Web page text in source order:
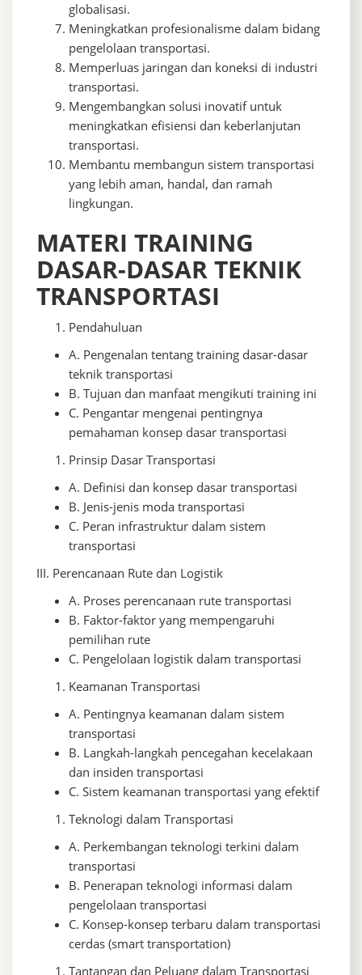
globalisasi.
Meningkatkan profesionalisme dalam bidang
pengelolaan transportasi.
Memperluas jaringan dan koneksi di industri
transportasi.
Mengembangkan solusi inovatif untuk
meningkatkan efisiensi dan keberlanjutan
transportasi.
Membantu membangun sistem transportasi
yang lebih aman, handal, dan ramah
lingkungan.
MATERI TRAINING
DASAR-DASAR TEKNIK
TRANSPORTASI
Pendahuluan
A. Pengenalan tentang training dasar-dasar
teknik transportasi
B. Tujuan dan manfaat mengikuti training ini
C. Pengantar mengenai pentingnya
pemahaman konsep dasar transportasi
Prinsip Dasar Transportasi
A. Definisi dan konsep dasar transportasi
B. Jenis-jenis moda transportasi
C. Peran infrastruktur dalam sistem
transportasi
III. Perencanaan Rute dan Logistik
A. Proses perencanaan rute transportasi
B. Faktor-faktor yang mempengaruhi
pemilihan rute
C. Pengelolaan logistik dalam transportasi
Keamanan Transportasi
A. Pentingnya keamanan dalam sistem
transportasi
B. Langkah-langkah pencegahan kecelakaan
dan insiden transportasi
C. Sistem keamanan transportasi yang efektif
Teknologi dalam Transportasi
A. Perkembangan teknologi terkini dalam
transportasi
B. Penerapan teknologi informasi dalam
pengelolaan transportasi
C. Konsep-konsep terbaru dalam transportasi
cerdas (smart transportation)
Tantangan dan Peluang dalam Transportasi